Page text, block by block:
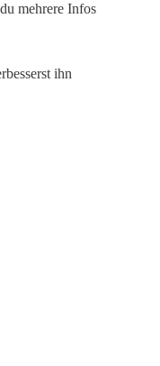
mehrere Infos
ihn